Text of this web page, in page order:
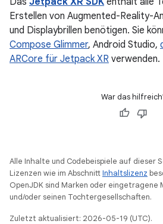
Erstellen von Augmented-Reality-
und Displaybrillen benötigen. Sie
Compose Glimmer, Android Studio,
ARCore für Jetpack XR verwenden.
War das
Alle Inhalte und Codebeispiele auf dieser
Lizenzen wie im AbschnittInhaltslizenz
OpenJDK sind Marken oder eingetragene
und/oder seinen Tochtergesellschaften.
Zuletzt aktualisiert: 2026-05-19 (UTC).